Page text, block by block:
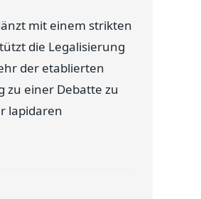
mit einem strikten
die Legalisierung
der etablierten
zu einer Debatte zu
lapidaren